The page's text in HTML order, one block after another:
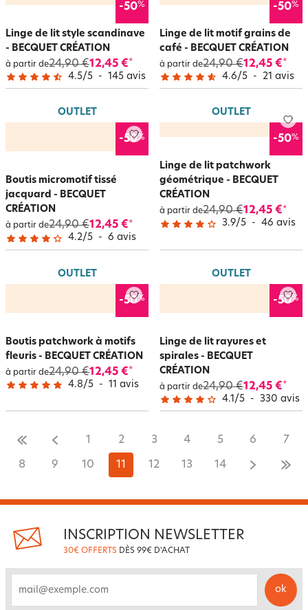
-50%
Linge de lit style scandinave
- BECQUET CRÉATION
à partir de24,90 €12,45 €*
4.5/5 - 145 avis
-50%
Linge de lit motif grains de
café - BECQUET CRÉATION
à partir de24,90 €12,45 €*
4.6/5 - 21 avis
OUTLET
-50%
Boutis micromotif tissé
jacquard - BECQUET
CRÉATION
à partir de24,90 €12,45 €*
4.2/5 - 6 avis
OUTLET
-50%
Linge de lit patchwork
géométrique - BECQUET
CRÉATION
à partir de24,90 €12,45 €*
3.9/5 - 46 avis
OUTLET
-50%
Boutis patchwork à motifs
fleuris - BECQUET CRÉATION
à partir de24,90 €12,45 €*
4.8/5 - 11 avis
OUTLET
-50%
Linge de lit rayures et
spirales - BECQUET
CRÉATION
à partir de24,90 €12,45 €*
4.1 /5 - 330 avis
1 2 3 4 5 6 7
8 9 10 11 12 13 14
INSCRIPTION NEWSLETTER
30€ OFFERTS DÈS 99€ D'ACHAT
ok